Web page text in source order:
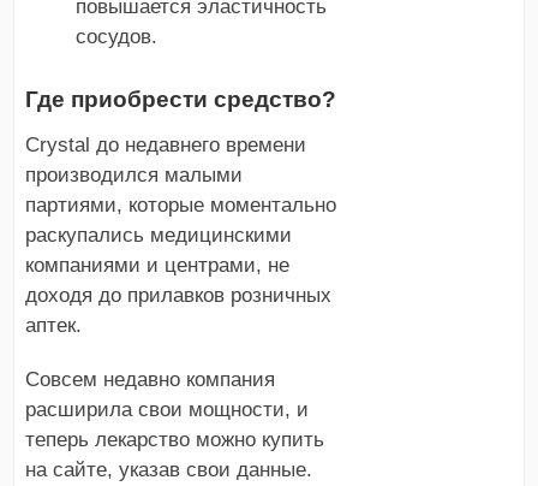
повышается эластичность
сосудов.
Где приобрести средство?
Crystal до недавнего времени
производился малыми
партиями, которые моментально
раскупались медицинскими
компаниями и центрами, не
доходя до прилавков розничных
аптек.
Совсем недавно компания
расширила свои мощности, и
теперь лекарство можно купить
на сайте, указав свои данные.